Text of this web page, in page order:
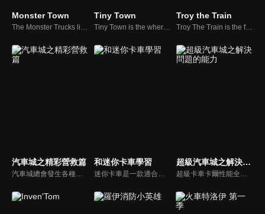
Monster Town
The Monster Trucks live as one happy family in the colorful world of Monster Town, where excitement is never far away. Through every new challenge or adventure, the Monster Trucks team up to help their
Tiny Town
Tiny Town is the where the world’s smallest cars live. It is a colorful place where tiny police car, ambulance and fire truck live and play happily together. Each episode is an excuse for us to see them doing something thrilling or not.
Troy the Train
Troy The Train is the fastest train in the world! He makes sure that new vehicles arrive safely to Car City, and join the Car Team! Every day, Troy the train meets new friends, who follow him in amazing adventures.
汽車城之精彩營救篇
汽車城總會發生各種各樣的緊急情況！每當小夥伴陷入困境，超級卡車卡爾總是勇敢地挺身而出！他會變身成任何車輛：消防車、警車、救護車、巨型卡車甚至是超酷的超能力汽車！每當化險為夷，小夥伴們都會對他充滿感激，同時從他身上學習到友愛互助與勇敢自信的美好品質。
和迷你卡車學習
迷你卡車是一款適合孩子們的建築卡通作品，Charlie是起重機，Billy是推土機，Ed是挖掘機。 這些建築卡車組裝樂高積木以製造許多東西。 通過這個遊戲，他們學習顏色和形式，同時享受樂趣！ 在這本兒童學習卡通中發現施工卡車的冒險經歷！
超級汽車城之解決問題的能力
超級卡車卡爾性能全面升級！然而新的難題也接踵而至！總是能夠及時接收朋友們的求助信號！快和超級卡車卡爾一起變身超級英雄，趕往汽車城的各個地區：大橋、隧道、遊樂園、市中心、飛機場或是賽車場！守護汽車城，解決各種問題！拯救驚險危機！